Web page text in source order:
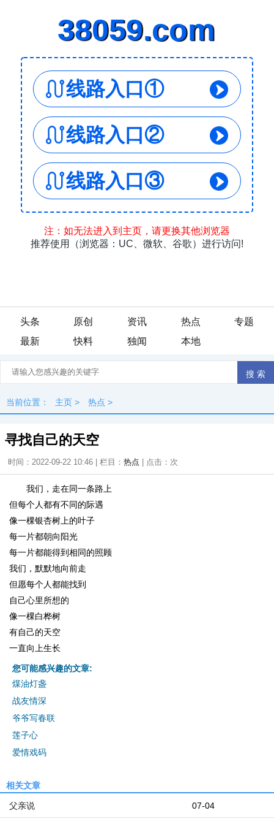
头条 原创 资讯 热点
专题
最新
快料 独闻 本地
当前位置： 主页 > 热点 >
寻找自己的天空
时间：2022-09-22 10:46 | 栏目： 热点 | 点击： 次
我们，走在同一条路上
但每个人都有不同的际遇
像一棵银杏树上的叶子
每一片都朝向阳光
每一片都能得到相同的照顾
我们，默默地向前走
但愿每个人都能找到
自己心里所想的
像一棵白桦树
有自己的天空
一直向上生长
您可能感兴趣的文章:
煤油灯盏
战友情深
爷爷写春联
莲子心
爱情戏码
相关文章
07-04
父亲说